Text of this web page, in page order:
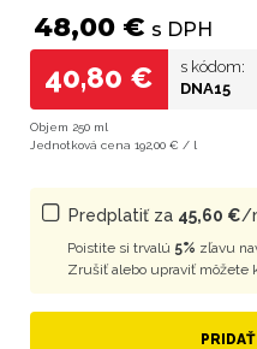
48,00 € s DPH
40,80 €
s kódom:
DNA15
Objem 250 ml
Jednotková cena 192,00 € / l
Predplatiť za 45,60 €/
Poistite si trvalú 5% zľavu
Zrušiť alebo upraviť môžete